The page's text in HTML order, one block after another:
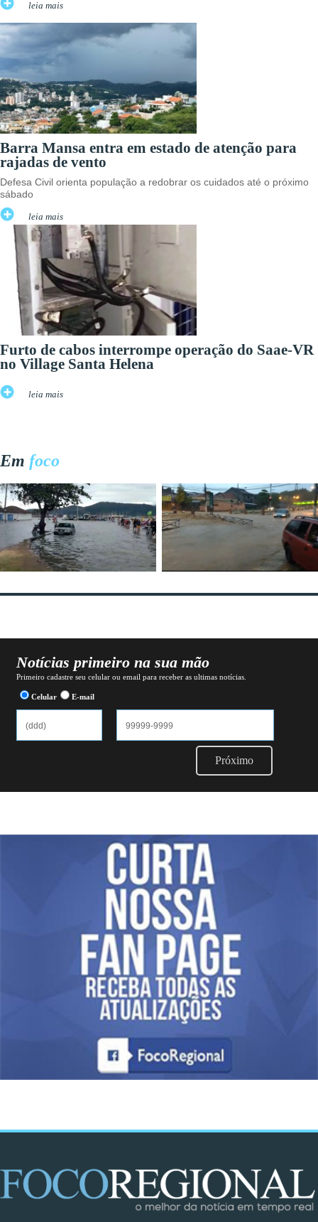
leia mais
Barra Mansa entra em estado de atenção para
rajadas de vento
Defesa Civil orienta população a redobrar os cuidados até o próximo
sábado
leia mais
Furto de cabos interrompe operação do Saae-VR
no Village Santa Helena
leia mais
Em foco
Notícias primeiro na sua mão
Primeiro cadastre seu celular ou email para receber as ultimas notícias.
Celular E-mail
Próximo